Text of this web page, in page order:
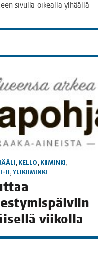
sivul­la oikeal­la ylhääl­lä
JÄÄLI, KELLO, KIIMINKI,
II, YLIKIIMINKI
viikolla